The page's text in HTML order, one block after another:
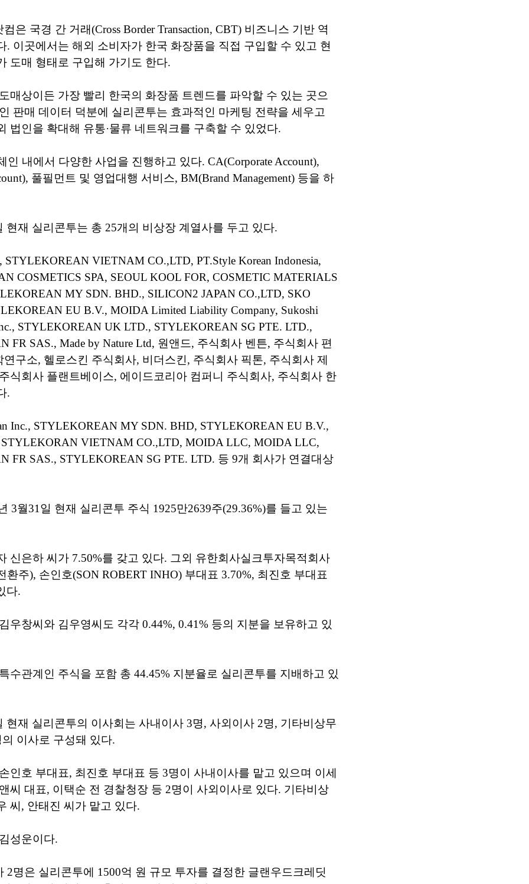
은 국경 간 거래(Cross Border Transaction, CBT) 비즈니스 기반 역
. 이곳에서는 해외 소비자가 한국 화장품을 직접 구입할 수 있고 현
도매 형태로 구입해 가기도 한다.
매상이든 가장 빨리 한국의 화장품 트렌드를 파악할 수 있는 곳으
판매 데이터 덕분에 실리콘투는 효과적인 마케팅 전략을 세우고
법인을 확대해 유통·물류 네트워크를 구축할 수 있었다.
인 내에서 다양한 사업을 진행하고 있다. CA(Corporate Account),
풀필먼트 및 영업대행 서비스, BM(Brand Management) 등을 하
현재 실리콘투는 총 25개의 비상장 계열사를 두고 있다.
STYLEKOREAN VIETNAM CO.,LTD, PT.Style Korean Indonesia,
COSMETICS SPA, SEOUL KOOL FOR, COSMETIC MATERIALS
MY SDN. BHD., SILICON2 JAPAN CO.,LTD, SKO
EU B.V., MOIDA Limited Liability Company, Sukoshi
STYLEKOREAN UK LTD., STYLEKOREAN SG PTE. LTD.,
FR SAS., Made by Nature Ltd, 원앤드, 주식회사 벤튼, 주식회사 편
구소, 헬로스킨 주식회사, 비더스킨, 주식회사 픽톤, 주식회사 제
식회사 플랜트베이스, 에이드코리아 컴퍼니 주식회사, 주식회사 한
.
Inc., STYLEKOREAN MY SDN. BHD, STYLEKOREAN EU B.V.,
STYLEKORAN VIETNAM CO.,LTD, MOIDA LLC, MOIDA LLC,
FR SAS., STYLEKOREAN SG PTE. LTD. 등 9개 회사가 연결대상
3월31일 현재 실리콘투 주식 1925만2639주(29.36%)를 들고 있는
신은하 씨가 7.50%를 갖고 있다. 그외 유한회사실크투자목적회사
환주), 손인호(SON ROBERT INHO) 부대표 3.70%, 최진호 부대표
다.
우창씨와 김우영씨도 각각 0.44%, 0.41% 등의 지분을 보유하고 있
수관계인 주식을 포함 총 44.45% 지분율로 실리콘투를 지배하고 있
현재 실리콘투의 이사회는 사내이사 3명, 사외이사 2명, 기타비상무
이사로 구성돼 있다.
인호 부대표, 최진호 부대표 등 3명이 사내이사를 맡고 있으며 이세
씨 대표, 이택순 전 경찰청장 등 2명이 사외이사로 있다. 기타비상
씨, 안태진 씨가 맡고 있다.
성운이다.
2명은 실리콘투에 1500억 원 규모 투자를 결정한 글랜우드크레딧